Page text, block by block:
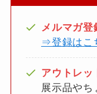
メルマガ登
⇒登録はこ
アウトレッ
展示品やち